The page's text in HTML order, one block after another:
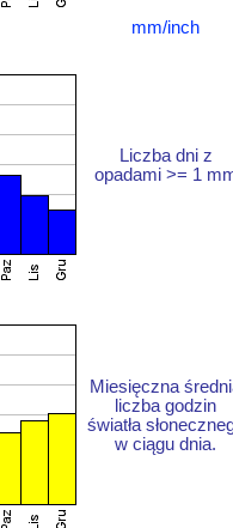
mm/inch
Liczba dni z
opadami >= 1
Miesięczna
liczba godzin
światła
w ciągu dnia.